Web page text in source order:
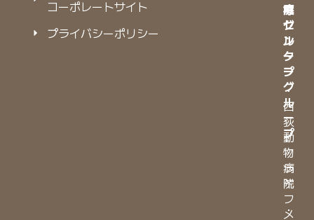
コーポレートサイト
プライバシーポリシー
院
グ
ル
ー
プ
・
西
荻
動
物
病
院
・
療
セ
ン
タ
ー
グ
ル
ー
プ
・
ラ
イ
フ
メ